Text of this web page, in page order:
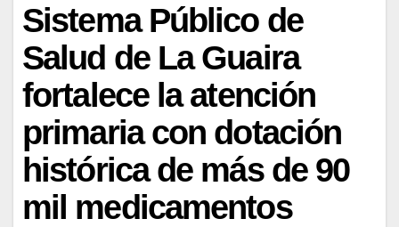
Sistema Público de
Salud de La Guaira
fortalece la atención
primaria con dotación
histórica de más de 90
mil medicamentos